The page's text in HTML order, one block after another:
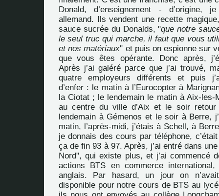
Donald, d’enseignement - d’origine,
allemand. Ils vendent une recette
sauce sucrée du Donalds, "que notre
le seul truc qui marche, il faut que vous
et nos matériaux" et puis on espionne sur
que vous êtes opérante. Donc après,
Après j’ai galéré parce que j’ai trouvé,
quatre employeurs différents et puis
d’enfer : le matin à l’Eurocopter à
la Ciotat ; le lendemain le matin à Aix-les-
au centre du ville d’Aix et le soir
lendemain à Gémenos et le soir à Berre,
matin, l’après-midi, j’étais à Schell, à
je donnais des cours par téléphone,
ça de fin 93 à 97. Après, j’ai entré dans
Nord", qui existe plus, et j’ai commencé
actions BTS en commerce
anglais. Par hasard, un jour on
disponible pour notre cours de BTS au